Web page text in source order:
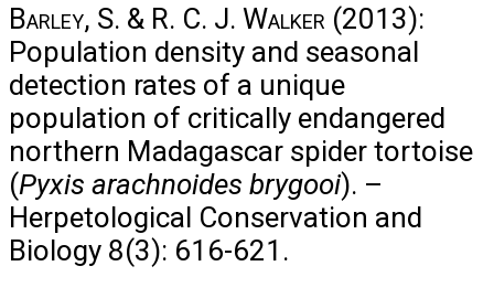
Barley, S. & R. C. J. Walker (2013):
Population density and seasonal
detection rates of a unique
population of critically endangered
northern Madagascar spider tortoise
(Pyxis arachnoides brygooi). –
Herpetological Conservation and
Biology 8(3): 616-621.